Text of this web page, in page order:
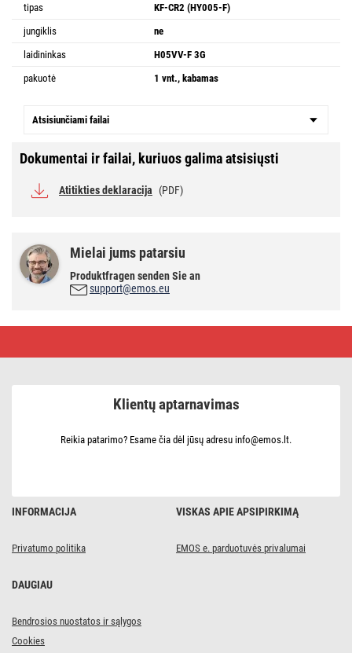
tipas
KF-CR2 (HY005-F)
jungiklis
ne
laidininkas
H05VV-F 3G
pakuotė
1 vnt., kabamas
Atsisiunčiami failai
Dokumentai ir failai, kuriuos galima atsisiųsti
Atitikties deklaracija (PDF)
Mielai jums patarsiu
Produktfragen senden Sie an
support@emos.eu
INFORMACIJA
Privatumo politika
VISKAS APIE APSIPIRKIMĄ
EMOS e. parduotuvės privalumai
DAUGIAU
Bendrosios nuostatos ir sąlygos
Cookies
Klientų aptarnavimas
Reikia patarimo? Esame čia dėl jūsų adresu info@emos.lt.